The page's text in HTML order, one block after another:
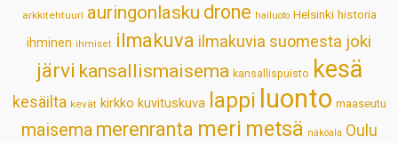
p
k
n
s
t
arkkitehtuuri auringonlasku drone hailuoto Helsinki historia
ihminen ihmiset ilmakuva ilmakuvia suomesta joki
järvi kansallismaisema kansallispuisto kesä
kesäilta kevät kirkko kuvituskuva lappi luonto maaseutu
maisema merenranta meri metsä näköala Oulu